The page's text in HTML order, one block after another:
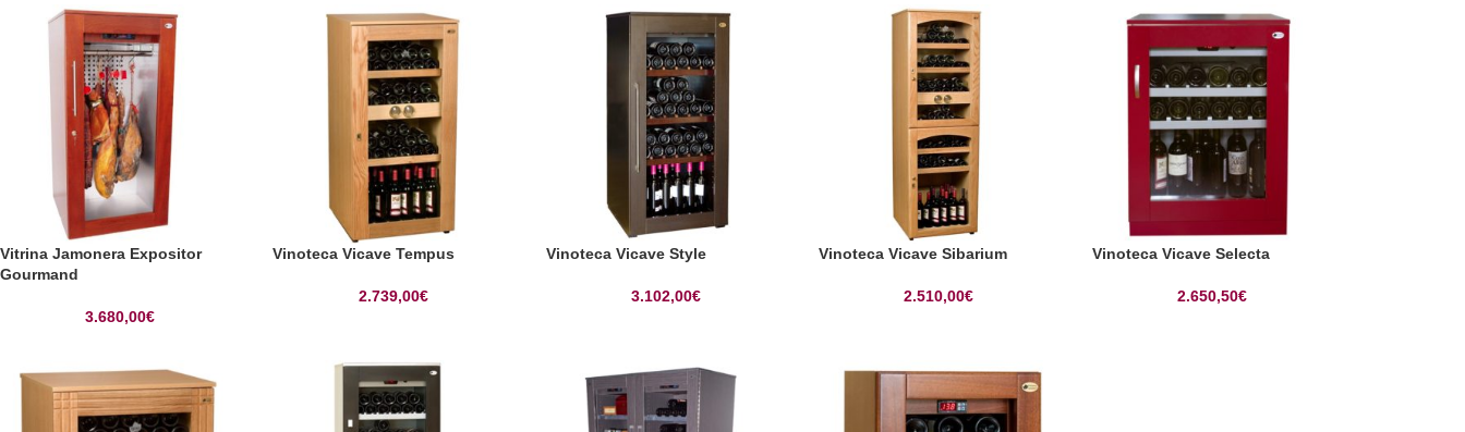
Vitrina Jamonera Expositor
Gourmand
3.680,00€
Vinoteca Vicave Tempus
2.739,00€
Vinoteca Vicave Style
3.102,00€
Vinoteca Vicave Sibarium
2.510,00€
Vinoteca Vicave Selecta
2.650,50€